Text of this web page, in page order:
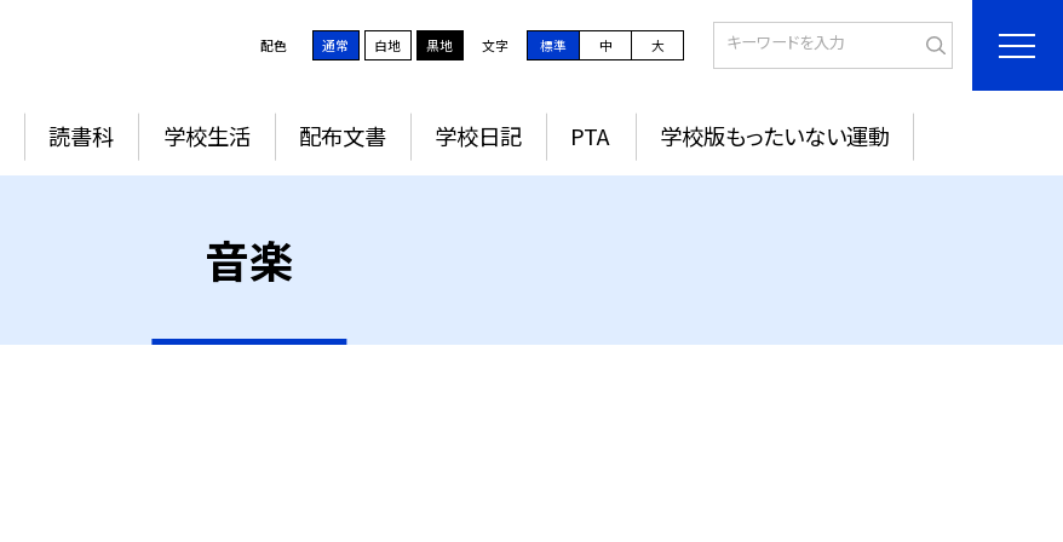
配色 通常 白地 黒地 文字 標準 中 大
読書科 学校生活 配布文書 学校日記 PTA 学校版もったいない運動
音楽